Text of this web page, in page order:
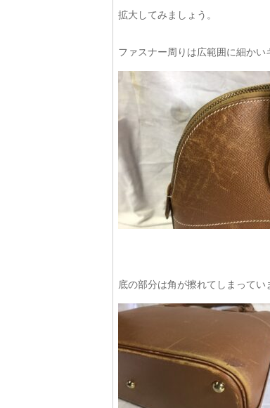
拡大してみましょう。
ファスナー周りは広範囲に細か
底の部分は角が擦れてしまってい